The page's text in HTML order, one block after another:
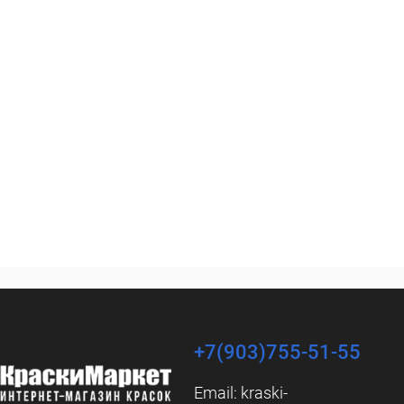
+7(903)755-51-55
Email: kraski-